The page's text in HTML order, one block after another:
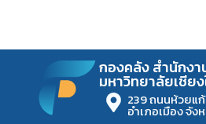
กองคลัง สำนักง
มหาวิทยาลัยเชีย
239 ถนนห้วยแ
อำเภอเมือง จั